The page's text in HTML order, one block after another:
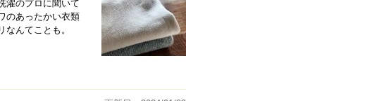
濯のプロに聞いて
のあったかい衣類
んてことも。